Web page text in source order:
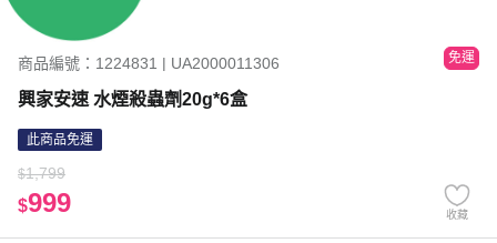
商品編號：1224831 | UA2000011306 免運
興家安速 水煙殺蟲劑20g*6盒
此商品免運
$1,799
$999 收藏